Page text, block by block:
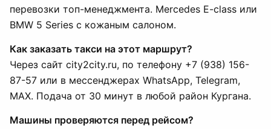
перевозки топ-менеджмента. Mercedes E-class или
BMW 5 Series с кожаным салоном.
Как заказать такси на этот маршрут?
Через сайт city2city.ru, по телефону +7 (938) 156-
87-57 или в мессенджерах WhatsApp, Telegram,
MAX. Подача от 30 минут в любой район Кургана.
Машины проверяются перед рейсом?